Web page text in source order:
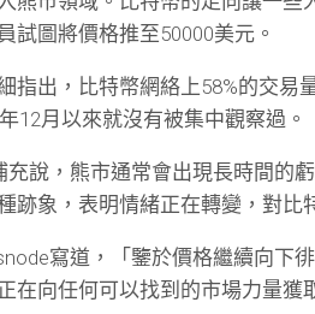
試圖將價格推至50000美元。
指出，比特幣網絡上58%的交易
12月以來就沒有被集中觀察過。
充說，熊市通常會出現長時間的
跡象，表明情緒正在轉變，對比
寫道，「鑒於價格繼續向下
在向任何可以找到的市場力量獲